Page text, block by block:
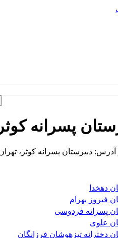
پسرانه کوثر
دبیرستان پسرانه کوثر،
دهخدا
فیروز بهرام
پسرانه فردوسی
علوی
دخترانه تیزهوشان فرزانگان